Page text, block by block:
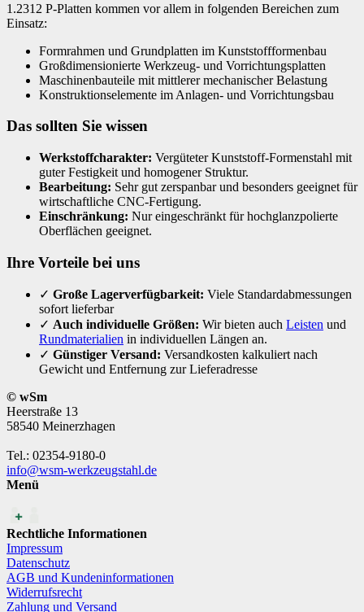
1.2312 P-Platten kommen vor allem in folgenden Bereichen zum
Einsatz:
Formrahmen und Grundplatten im Kunststoffformenbau
Großdimensionierte Werkzeug- und Vorrichtungsplatten
Maschinenbauteile mit mittlerer mechanischer Belastung
Konstruktionselemente im Anlagen- und Vorrichtungsbau
Das sollten Sie wissen
Werkstoffcharakter: Vergüteter Kunststoff-Formenstahl mit
guter Festigkeit und homogener Struktur.
Bearbeitung: Sehr gut zerspanbar und besonders geeignet für
wirtschaftliche CNC-Fertigung.
Einschränkung: Nur eingeschränkt für hochglanzpolierte
Oberflächen geeignet.
Ihre Vorteile bei uns
✓ Große Lagerverfügbarkeit: Viele Standardabmessungen
sofort lieferbar
✓ Auch individuelle Größen: Wir bieten auch Leisten und
Rundmaterialien in individuellen Längen an.
✓ Günstiger Versand: Versandkosten kalkuliert nach
Gewicht und Entfernung zur Lieferadresse
© wSm
Heerstraße 13
58540 Meinerzhagen
Tel.: 02354-9180-0
info@wsm-werkzeugstahl.de
Menü
Rechtliche Informationen
Impressum
Datenschutz
AGB und Kundeninformationen
Widerrufsrecht
Zahlung und Versand